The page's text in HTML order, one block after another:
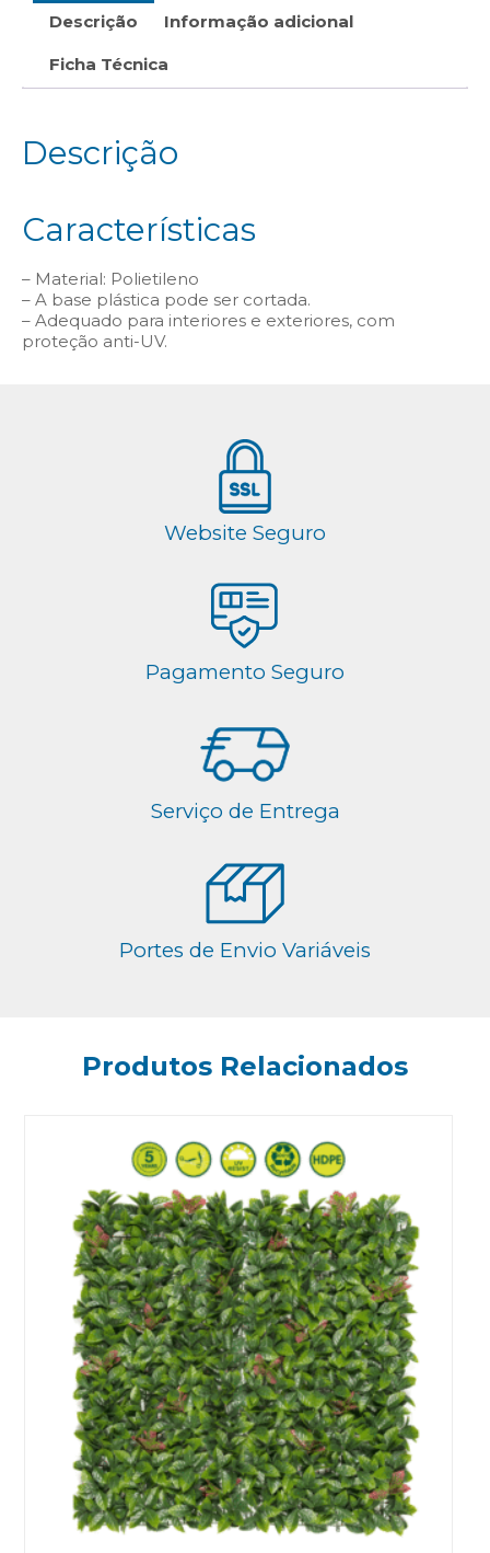
Descrição Informação adicional
Ficha Técnica
Descrição
Características
– Material: Polietileno
– A base plástica pode ser cortada.
– Adequado para interiores e exteriores, com
proteção anti-UV.
Website Seguro
Pagamento Seguro
Serviço de Entrega
Portes de Envio Variáveis
Produtos Relacionados